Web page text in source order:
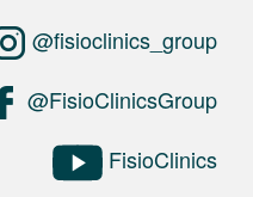
@fisioclinics_group
@FisioClinicsGroup
FisioClinics